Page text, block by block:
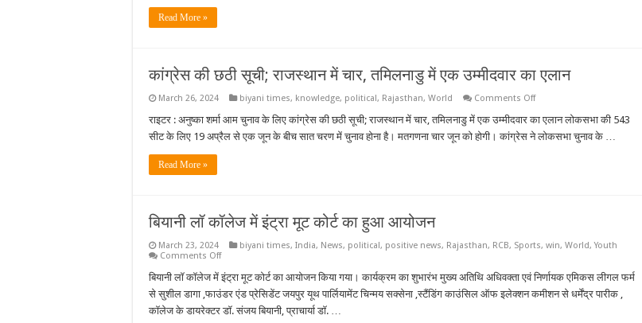
को
कोटपूतली
होंगे;
मंत्री
कल
जयपुर
Read More »
कांग्रेस की छठी सूची; राजस्थान में चार, तमिलनाडु में एक उम्मीदवार का एलान
March 26, 2024 biyani times, knowledge, political, Rajasthan, World Comments Offon
की
छठी
सूची;
राइटर : अनुष्का शर्मा आम चुनाव के लिए कांग्रेस की छठी सूची; राजस्थान में चार, तमिलनाडु में एक उम्मीदवार का एलान लोकसभा की 543
सीट के लिए 19 अप्रैल से एक जून के बीच सात चरण में चुनाव होना है। मतगणना चार जून को होगी। कांग्रेस ने लोकसभा चुनाव के …
Read More »
बियानी लॉ कॉलेज में इंट्रा मूट कोर्ट का हुआ आयोजन
March 23, 2024 biyani times, India, News, political, positive news, Rajasthan, RCB, Sports, win, World,Youth
Comments Offon
लॉ
कॉलेज
में
इंट्रा
मूट
बियानी लॉ कॉलेज में इंट्रा मूट कोर्ट का आयोजन किया गया। कार्यक्रम का शुभारंभ मुख्य अतिथि अधिवक्ता एवं निर्णायक एमिकस लीगल फर्म
से सुशील डागा ,फाउंडर एंड प्रेसिडेंट जयपुर यूथ पार्लियामेंट चिन्मय सक्सेना ,स्टैंडिंग काउंसिल ऑफ इलेक्शन कमीशन से धर्मेंद्र पारीक ,
कॉलेज के डायरेक्टर डॉ. संजय बियानी, प्राचार्या डॉ. …